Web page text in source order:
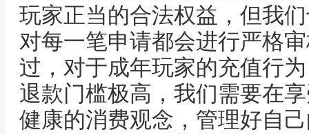
玩家正当的合法权益，但我
对每一笔申请都会进行严格
过，对于成年玩家的充值行
退款门槛极高，我们需要在
健康的消费观念，管理好自